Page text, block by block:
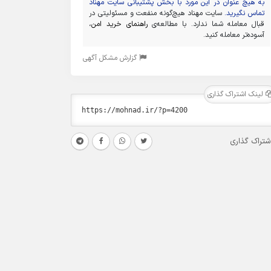
به هیچ عنوان در این مورد با بخش پشتیبانی سایت مهناد
تماس نگیرید. سایت مهناد هیچ‌گونه منفعت و مسئولیتی در
قبال معامله شما ندارد. با مطالعه‌یراهنمای خرید امن،
آسوده‌تر معامله کنید.
گزارش مشکل آگهی
لینک اشتراک گذاری
گذاری